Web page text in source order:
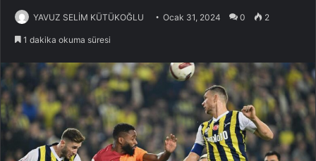
YAVUZ SELİM KÜTÜKOĞLU Ocak 31, 2024 0 2
1 dakika okuma süresi